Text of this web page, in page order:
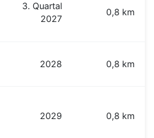
3. Quartal
2027
0,8 km
2028 0,8 km
2029 0,8 km